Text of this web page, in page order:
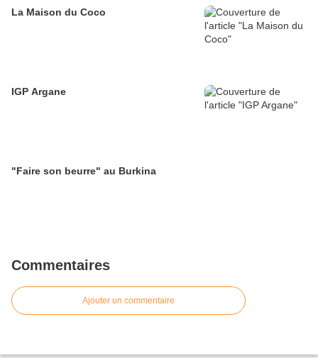
La Maison du Coco
IGP Argane
"Faire son beurre" au Burkina
Commentaires
Ajouter un commentaire